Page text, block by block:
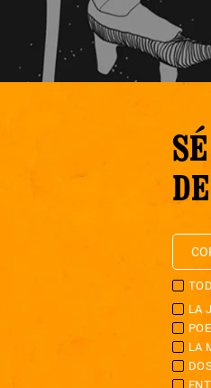
LA
LA